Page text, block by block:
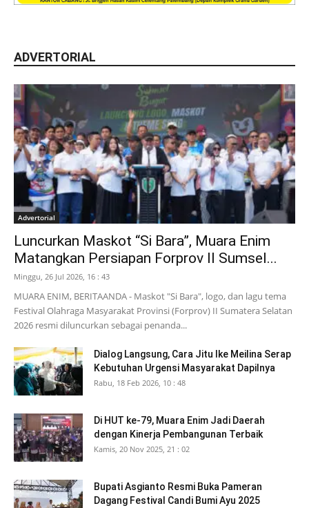
ADVERTORIAL
Advertorial
Luncurkan Maskot “Si Bara”, Muara Enim
Matangkan Persiapan Forprov II Sumsel...
Minggu, 26 Jul 2026, 16 : 43
MUARA ENIM, BERITAANDA - Maskot "Si Bara", logo, dan lagu tema
Festival Olahraga Masyarakat Provinsi (Forprov) II Sumatera Selatan
2026 resmi diluncurkan sebagai penanda...
Dialog Langsung, Cara Jitu Ike Meilina Serap
Kebutuhan Urgensi Masyarakat Dapilnya
Rabu, 18 Feb 2026, 10 : 48
Di HUT ke-79, Muara Enim Jadi Daerah
dengan Kinerja Pembangunan Terbaik
Kamis, 20 Nov 2025, 21 : 02
Bupati Asgianto Resmi Buka Pameran
Dagang Festival Candi Bumi Ayu 2025